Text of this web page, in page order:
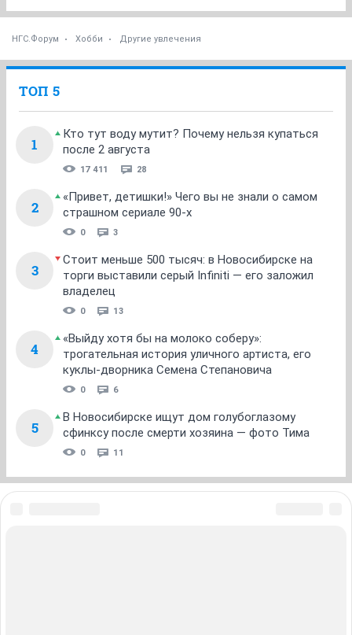
НГС.Форум Хобби Другие увлечения
ТОП 5
1
Кто тут воду мутит? Почему нельзя купаться
после 2 августа
17 411 28
2
«Привет, детишки!» Чего вы не знали о самом
страшном сериале 90-х
0 3
3
Стоит меньше 500 тысяч: в Новосибирске на
торги выставили серый Infiniti — его заложил
владелец
0 13
4
«Выйду хотя бы на молоко соберу»:
трогательная история уличного артиста, его
куклы-дворника Семена Степановича
0 6
5
В Новосибирске ищут дом голубоглазому
сфинксу после смерти хозяина — фото Тима
0 11